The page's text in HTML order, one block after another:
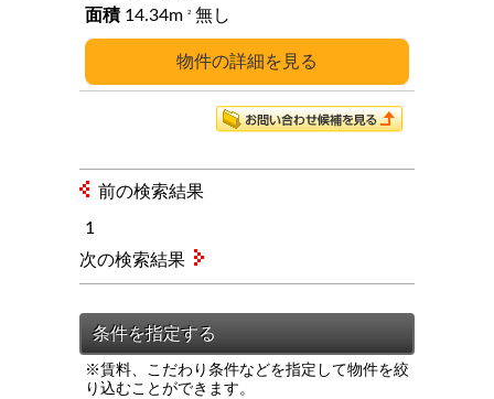
詳細
14.34m
2 無し
前の検索結果
1
※賃料、こだわり条件などを指定して物件を絞
り込むことができます。